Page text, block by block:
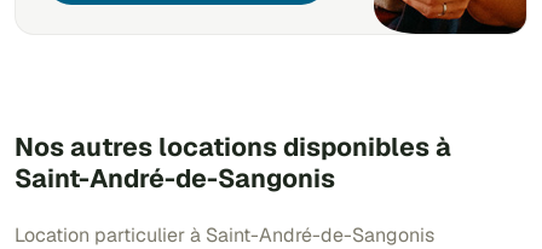
Nos autres locations disponibles à
Saint-André-de-Sangonis
Location particulier à Saint-André-de-Sangonis